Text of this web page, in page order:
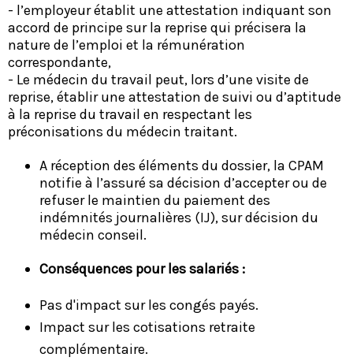
- l’employeur établit une attestation indiquant son
accord de principe sur la reprise qui précisera la
nature de l’emploi et la rémunération
correspondante,
- Le médecin du travail peut, lors d’une visite de
reprise, établir une attestation de suivi ou d’aptitude
à la reprise du travail en respectant les
préconisations du médecin traitant.
A réception des éléments du dossier, la CPAM
notifie à l’assuré sa décision d’accepter ou de
refuser le maintien du paiement des
indémnités journalières (IJ), sur décision du
médecin conseil.
Conséquences pour les salariés :
Pas d'impact sur les congés payés.
Impact sur les cotisations retraite
complémentaire.